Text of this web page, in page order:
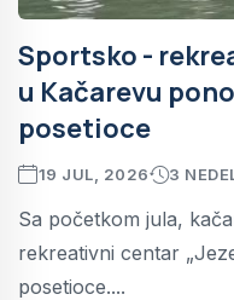
Sportsko -
u Kačarevu
posetioce
19 JUL, 2026 3
Sa početkom jula,
rekreativni centar
posetioce....